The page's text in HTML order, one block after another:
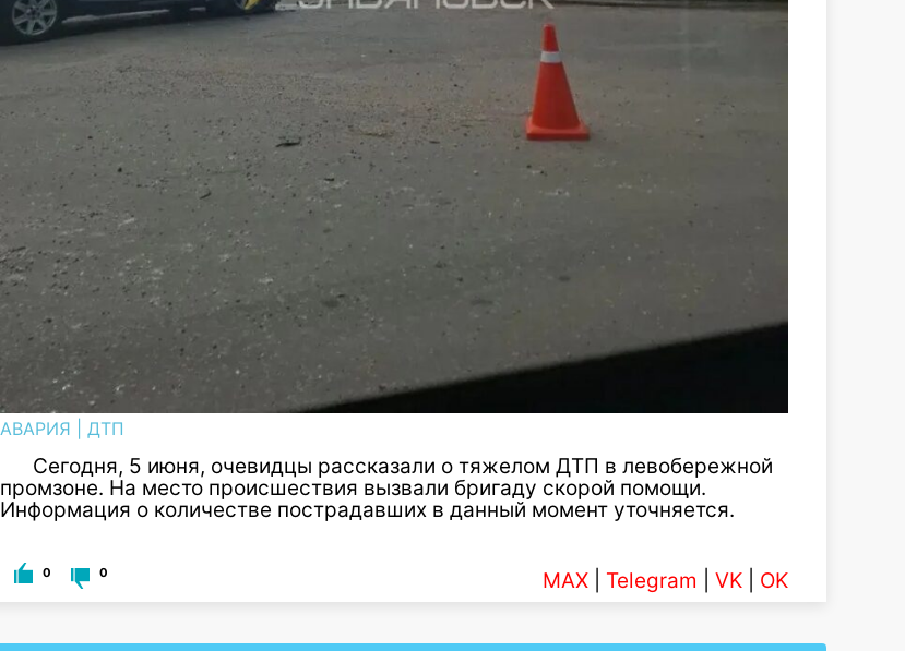
АВАРИЯ ДТП
Сегодня, 5 июня, очевидцы рассказали о тяжелом ДТП в левобережной
промзоне. На место происшествия вызвали бригаду скорой помощи.
Информация о количестве пострадавших в данный момент уточняется.
0 0 MAX Telegram VK OK